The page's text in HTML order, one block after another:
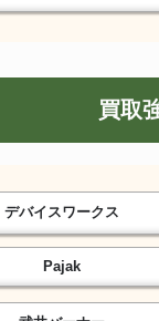
買取
デバイスワークス
Pajak